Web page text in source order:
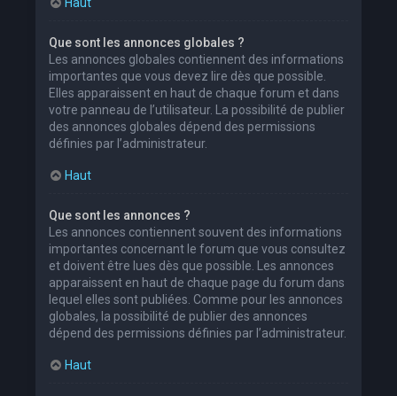
Que sont les annonces globales ?
Les annonces globales contiennent des informations
importantes que vous devez lire dès que possible.
Elles apparaissent en haut de chaque forum et dans
votre panneau de l’utilisateur. La possibilité de publier
des annonces globales dépend des permissions
définies par l’administrateur.
Haut
Que sont les annonces ?
Les annonces contiennent souvent des informations
importantes concernant le forum que vous consultez
et doivent être lues dès que possible. Les annonces
apparaissent en haut de chaque page du forum dans
lequel elles sont publiées. Comme pour les annonces
globales, la possibilité de publier des annonces
dépend des permissions définies par l’administrateur.
Haut